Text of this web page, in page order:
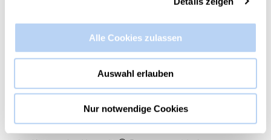
Alle Cookies zulassen
Auswahl erlauben
Nur notwendige Cookies
genutzt werden können.
Auszeichnung für Innovation in
Nachhaltigkeit
Die ITA Academy GmbH wurde für ihr Projekt „KI-
basierte Ressourcenoptimierung“ mit dem 3. Platz in